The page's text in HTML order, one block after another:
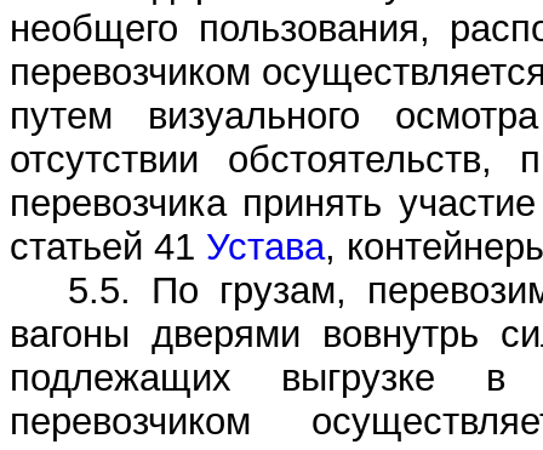
необщего пользования,
перевозчиком
путем визуального
отсутствии обстоятельств,
перевозчика принять
статьей 41 Устава,
5.5. По грузам,
вагоны дверями вовнутрь
подлежащих выгрузке в
перевозчиком